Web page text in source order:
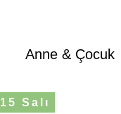
Anne & Çocuk
Salı